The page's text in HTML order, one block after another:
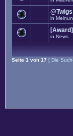
in
in News
Seite 1 von 17 [ Die